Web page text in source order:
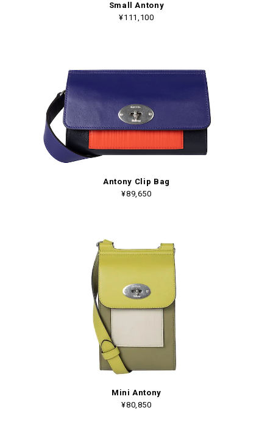
Small Antony
¥111,100
Antony Clip Bag
¥89,650
Mini Antony
¥80,850